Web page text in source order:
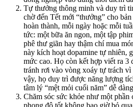
Tự thưởng thông minh và duy trì
chờ đến Tết mới “thưởng” cho
hoàn thành, mỗi ngày hoặc mỗi
tức: một bữa ăn ngon, một tập
phê thư giãn hay thậm chí mua
này kích hoạt dopamine tự nhiên,
mức cao. Họ còn kết hợp viết ra 3
tránh rơi vào vòng xoáy tự trách
vậy, họ duy trì được năng lượng
tâm lý “mệt mỏi cuối năm” dễ
Chăm sóc sức khỏe như một
phong độ tốt không bao giờ bỏ